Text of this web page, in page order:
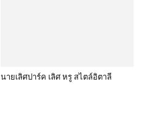
นายเลิศปาร์ค เลิศ หรู สไตล์อิตาลี